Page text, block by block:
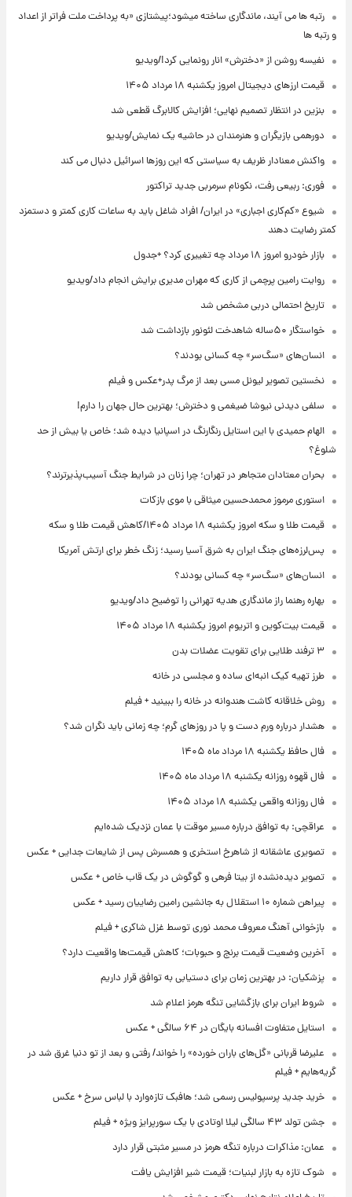
رتبه ها می آیند، ماندگاری ساخته میشود؛پیشتازی «به پرداخت ملت فراتر از اعداد
و رتبه ها
نفیسه روشن از «دخترش» انار رونمایی کرد!/ویدیو
قیمت ارزهای دیجیتال امروز یکشنبه ۱۸ مرداد ۱۴۰۵
بنزین در انتظار تصمیم نهایی؛ افزایش کالابرگ قطعی شد
دورهمی بازیگران و هنرمندان در حاشیه یک نمایش/ویدیو
واکنش معنادار ظریف به سیاستی که این روزها اسرائیل دنبال می کند
فوری: ربیعی رفت، نکونام سرمربی جدید تراکتور
شیوع «کم‌کاری اجباری» در ایران/ افراد شاغل باید به ساعات کاری کمتر و دستمزد
کمتر رضایت دهند
بازار خودرو امروز ۱۸ مرداد چه تغییری کرد؟ +جدول
روایت رامین پرچمی از کاری که مهران مدیری برایش انجام داد/ویدیو
تاریخ احتمالی دربی مشخص شد
خواستگار ۵۰ساله شاهدخت لئونور بازداشت شد
انسان‌های «سگ‌سر» چه کسانی بودند؟
نخستین تصویر لیونل مسی بعد از مرگ پدر+عکس و فیلم
سلفی دیدنی نیوشا ضیغمی و دخترش؛ بهترین حال جهان را دارم!
الهام حمیدی با این استایل رنگارنگ در اسپانیا دیده شد؛ خاص یا بیش از حد
شلوغ؟
بحران معتادان متجاهر در تهران؛ چرا زنان در شرایط جنگ آسیب‌پذیرترند؟
استوری مرموز محمدحسین میثاقی با موی بازکات
قیمت طلا و سکه امروز یکشنبه ۱۸ مرداد ۱۴۰۵/کاهش قیمت طلا و سکه
پس‌لرزه‌های جنگ ایران به شرق آسیا رسید؛ زنگ خطر برای ارتش آمریکا
انسان‌های «سگ‌سر» چه کسانی بودند؟
بهاره رهنما راز ماندگاری هدیه تهرانی را توضیح داد/ویدیو
قیمت بیت‌کوین و اتریوم امروز یکشنبه ۱۸ مرداد ۱۴۰۵
۳ ترفند طلایی برای تقویت عضلات بدن
طرز تهیه کیک انبه‌ای ساده و مجلسی در خانه
روش خلاقانه کاشت هندوانه در خانه را ببینید + فیلم
هشدار درباره ورم دست و پا در روزهای گرم؛ چه زمانی باید نگران شد؟
فال حافظ یکشنبه ۱۸ مرداد ماه ۱۴۰۵
فال قهوه روزانه یکشنبه ۱۸ مرداد ماه ۱۴۰۵
فال روزانه واقعی یکشنبه ۱۸ مرداد ۱۴۰۵
عراقچی: به توافق درباره مسیر موقت با عمان نزدیک شده‌ایم
تصویری عاشقانه از شاهرخ استخری و همسرش پس از شایعات جدایی + عکس
تصویر دیده‌نشده از بیتا فرهی و گوگوش در یک قاب خاص + عکس
پیراهن شماره ۱۰ استقلال به جانشین رامین رضاییان رسید + عکس
بازخوانی آهنگ معروف محمد نوری توسط غزل شاکری + فیلم
آخرین وضعیت قیمت برنج و حبوبات؛ کاهش قیمت‌ها واقعیت دارد؟
پزشکیان: در بهترین زمان برای دستیابی به توافق قرار داریم
شروط ایران برای بازگشایی تنگه هرمز اعلام شد
استایل متفاوت افسانه بایگان در ۶۴ سالگی + عکس
علیرضا قربانی «گل‌های باران خورده» را خواند/ رفتی و بعد از تو دنیا غرق شد در
گریه‌هایم + فیلم
خرید جدید پرسپولیس رسمی شد؛ هافبک تازه‌وارد با لباس سرخ + عکس
جشن تولد ۴۳ سالگی لیلا اوتادی با یک سورپرایز ویژه + فیلم
عمان: مذاکرات درباره تنگه هرمز در مسیر مثبتی قرار دارد
شوک تازه به بازار لبنیات؛ قیمت شیر افزایش یافت